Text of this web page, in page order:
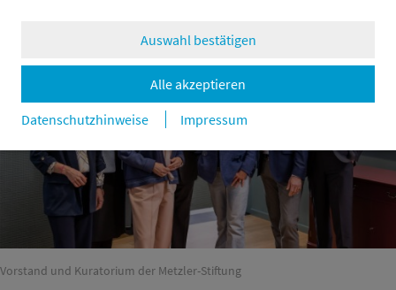
Auswahl bestätigen
Alle akzeptieren
Datenschutzhinweise
Impressum
Vorstand und Kuratorium der Metzler-Stiftung